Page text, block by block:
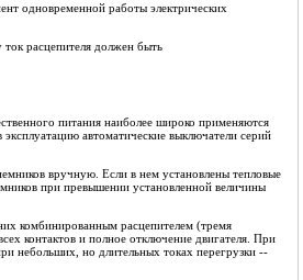
одновременной работы электрических
расцепителя должен быть
питания наиболее широко применяются
автоматические выключатели серий
вручную. Если в нем установлены тепловые
при превышении установленной величины
комбинированным расцепителем (тремя
контактов и полное отключение двигателя. При
небольших, но длительных токах перегрузки --